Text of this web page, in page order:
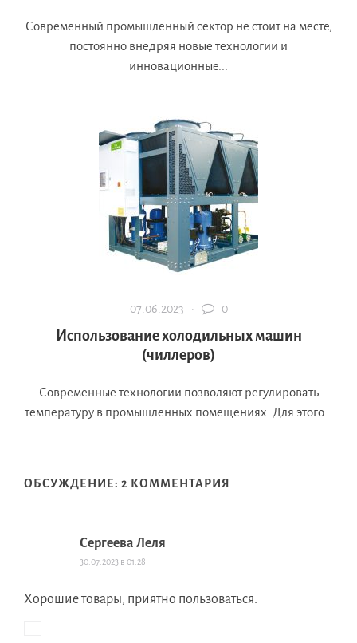
Современный промышленный сектор не стоит на месте,
постоянно внедряя новые технологии и
инновационные...
07.06.2023 · 0
Использование холодильных машин
(чиллеров)
Современные технологии позволяют регулировать
температуру в промышленных помещениях. Для этого...
ОБСУЖДЕНИЕ: 2 КОММЕНТАРИЯ
Сергеева Леля
30.07.2023 в 01:28
Хорошие товары, приятно пользоваться.